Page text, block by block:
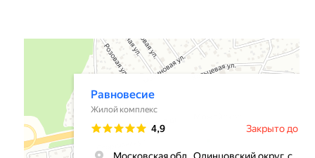
Жилой комплекс в Москве и Московской области